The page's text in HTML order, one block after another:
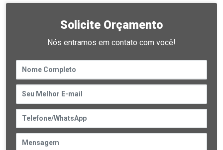
Solicite Orçamento
Nós entramos em contato com você!